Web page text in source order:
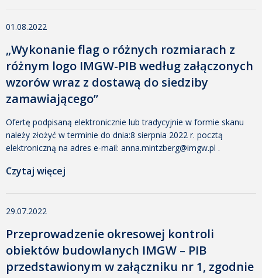
przez: […]
01.08.2022
„Wykonanie flag o różnych rozmiarach z
różnym logo IMGW-PIB według załączonych
wzorów wraz z dostawą do siedziby
zamawiającego”
Ofertę podpisaną elektronicznie lub tradycyjnie w formie skanu
należy złożyć w terminie do dnia:8 sierpnia 2022 r. pocztą
elektroniczną na adres e-mail: anna.mintzberg@imgw.pl .
10:56 Dodany przez: Anna Mintzberg Rozmiar: 379 KB Pobrano:
295 […]
Czytaj więcej
29.07.2022
Przeprowadzenie okresowej kontroli
obiektów budowlanych IMGW – PIB
przedstawionym w załączniku nr 1, zgodnie